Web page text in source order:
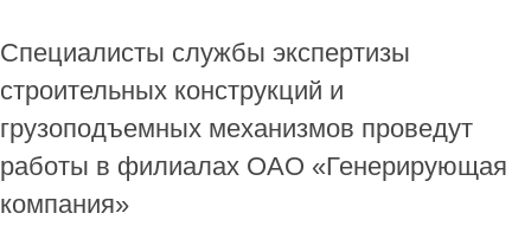
Специалисты службы экспертизы
строительных конструкций и
грузоподъемных механизмов проведут
работы в филиалах ОАО «Генерирующая
компания»